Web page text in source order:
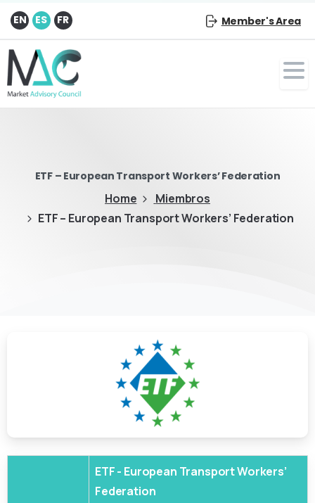
EN ES FR Member's Area
ETF – European Transport Workers’ Federation
Home
Miembros
ETF – European Transport Workers’ Federation
ETF - European Transport Workers’
Federation